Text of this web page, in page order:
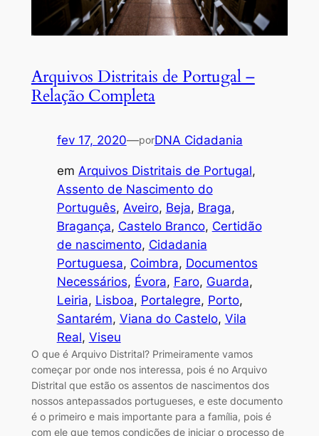
Arquivos Distritais de Portugal –
Relação Completa
fev 17, 2020—porDNA Cidadania
em Arquivos Distritais de Portugal
Assento de Nascimento do
Português, Aveiro, Beja, Braga
Bragança, Castelo Branco, Certidão
de nascimento, Cidadania
Portuguesa, Coimbra, Documentos
Necessários, Évora, Faro, Guarda
Leiria, Lisboa, Portalegre, Porto
Santarém, Viana do Castelo, Vila
Real, Viseu
O que é Arquivo Distrital? Primeiramente vamos
começar por onde nos interessa, pois é no Arquivo
Distrital que estão os assentos de nascimentos dos
nossos antepassados portugueses, e este documento
é o primeiro e mais importante para a família, pois é
com ele que temos condições de iniciar o processo de